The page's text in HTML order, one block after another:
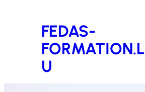
FEDAS-
FORMATION.L
U